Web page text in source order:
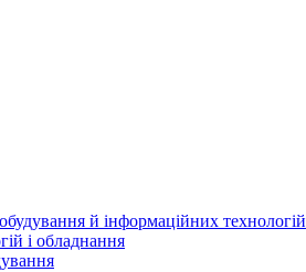
й інформаційних технологій
і обладнання